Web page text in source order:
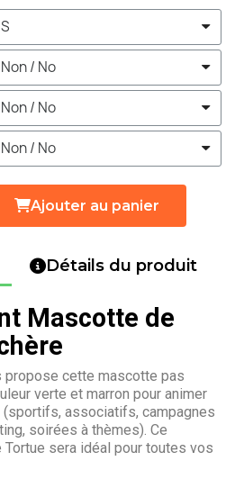
Ajouter au panier
Détails du produit
Mascotte de
cette mascotte pas
verte et marron pour animer
associatifs, campagnes
soirées à thèmes). Ce
sera idéal pour toutes vos